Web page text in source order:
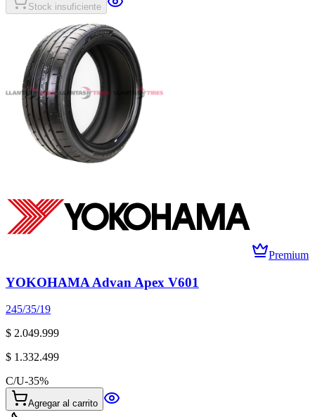
Stock insuficiente
Premium
YOKOHAMA Advan Apex V601
245/35/19
$ 2.049.999
$ 1.332.499
C/U-35%
Agregar al carrito